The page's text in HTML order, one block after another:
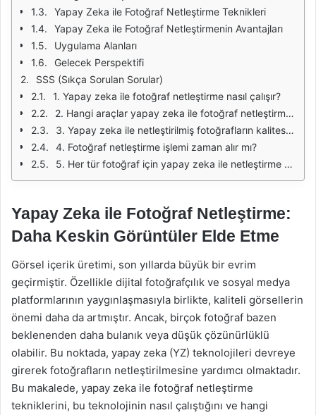
Yapay Zeka ile Fotoğraf Netleştirme Teknikleri
Yapay Zeka ile Fotoğraf Netleştirmenin Avantajları
Uygulama Alanları
Gelecek Perspektifi
SSS (Sıkça Sorulan Sorular)
1. Yapay zeka ile fotoğraf netleştirme nasıl çalışır?
2. Hangi araçlar yapay zeka ile fotoğraf netleştirme sağlar?
3. Yapay zeka ile netleştirilmiş fotoğrafların kalitesi ne kadar yüksektir?
4. Fotoğraf netleştirme işlemi zaman alır mı?
5. Her tür fotoğraf için yapay zeka ile netleştirme uygulanabilir mi?
Yapay Zeka ile Fotoğraf Netleştirme:
Daha Keskin Görüntüler Elde Etme
Görsel içerik üretimi, son yıllarda büyük bir evrim
geçirmiştir. Özellikle dijital fotoğrafçılık ve sosyal medya
platformlarının yaygınlaşmasıyla birlikte, kaliteli görsellerin
önemi daha da artmıştır. Ancak, birçok fotoğraf bazen
beklenenden daha bulanık veya düşük çözünürlüklü
olabilir. Bu noktada, yapay zeka (YZ) teknolojileri devreye
girerek fotoğrafların netleştirilmesine yardımcı olmaktadır.
Bu makalede, yapay zeka ile fotoğraf netleştirme
tekniklerini, bu teknolojinin nasıl çalıştığını ve hangi